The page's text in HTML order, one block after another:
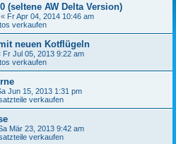
(seltene AW Delta Version)
« Fr Apr 04, 2014 10:46 am
verkaufen
neuen Kotflügeln
Fr Jul 05, 2013 9:22 am
verkaufen
Jun 15, 2013 1:31 pm
verkaufen
Mär 23, 2013 9:42 am
verkaufen